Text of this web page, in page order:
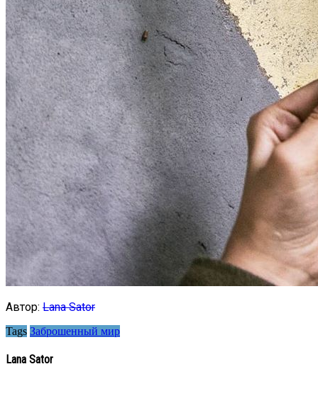
Автор: Lana Sator
Tags Заброшенный мир
Lana Sator